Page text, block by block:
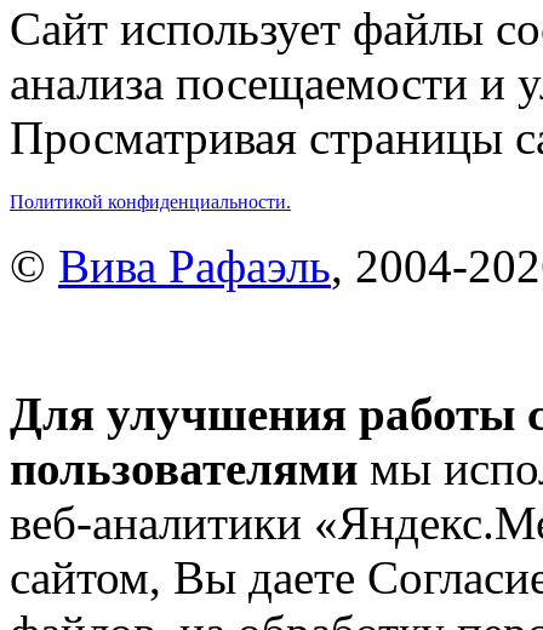
Сайт использует файлы
анализа посещаемости и
Просматривая страницы
Политикой конфиденциальности.
© Вива Рафаэль, 2004-
Для улучшения работы
пользователями мы
веб-аналитики
сайтом, Вы даете